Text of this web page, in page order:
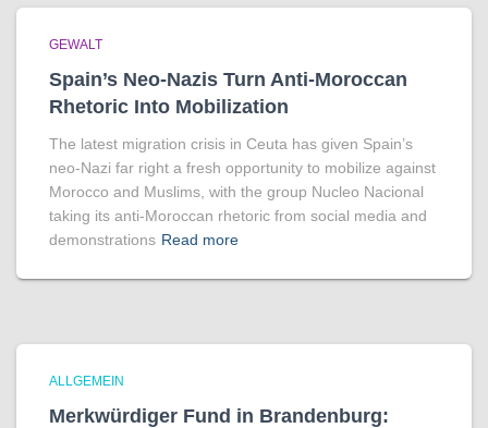
GEWALT
Spain’s Neo-Nazis Turn Anti-Moroccan
Rhetoric Into Mobilization
The latest migration crisis in Ceuta has given Spain’s
neo-Nazi far right a fresh opportunity to mobilize against
Morocco and Muslims, with the group Nucleo Nacional
taking its anti-Moroccan rhetoric from social media and
demonstrations Read more
ALLGEMEIN
Merkwürdiger Fund in Brandenburg: